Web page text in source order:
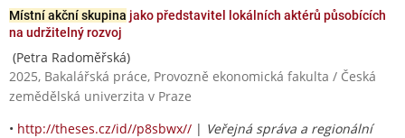
Místní akční skupina jako představitel lokálních aktérů působících
na udržitelný rozvoj
(Petra Radoměřská)
2025, Bakalářská práce, Provozně ekonomická fakulta / Česká
zemědělská univerzita v Praze
• http://theses.cz/id//p8sbwx// | Veřejná správa a regionální